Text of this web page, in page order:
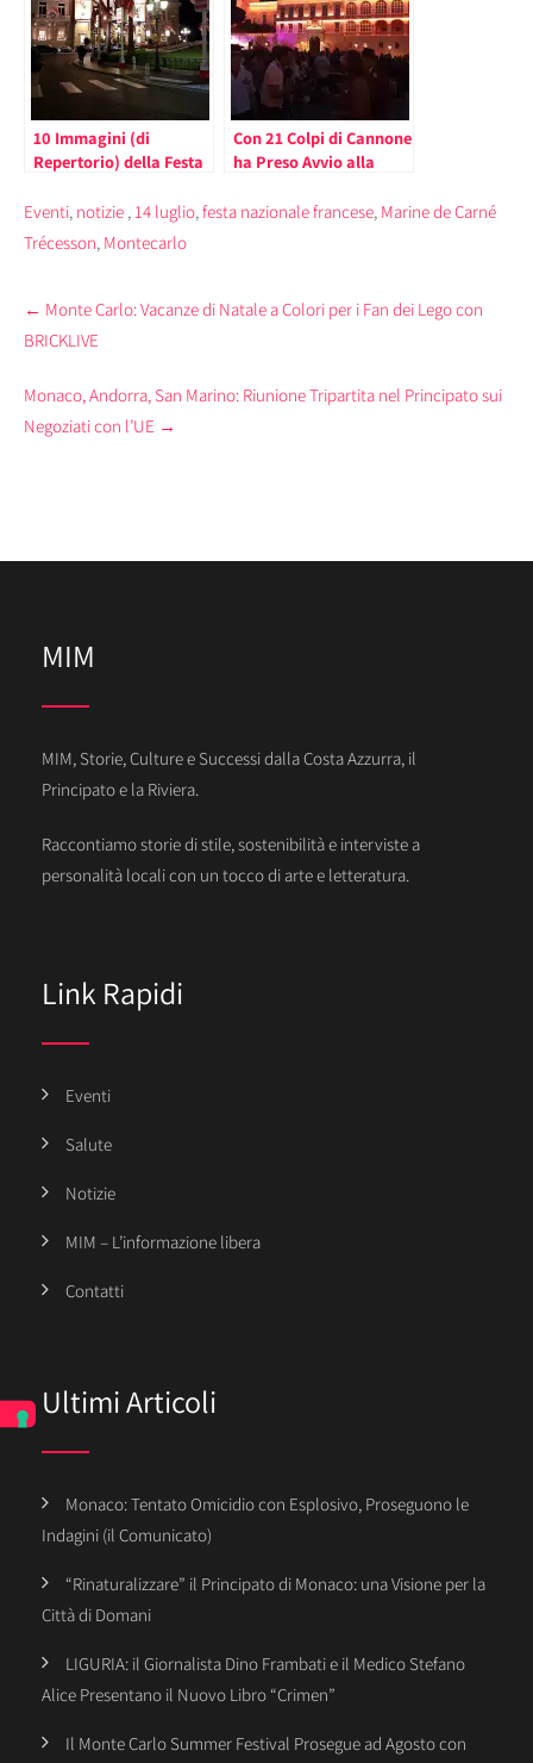
10 Immagini (di
Repertorio) della Festa
Principato
Con 21 Colpi di Cannone
ha Preso Avvio alla
del Centenario del
Eventi, notizie ,14 luglio,festa nazionale francese, Marine de Carné
Trécesson, Montecarlo
Post
navigation
← Monte Carlo: Vacanze di Natale a Colori per i Fan dei Lego con
BRICKLIVE
Monaco, Andorra, San Marino: Riunione Tripartita nel Principato sui
Negoziati con l’UE →
MIM
MIM, Storie, Culture e Successi dalla Costa Azzurra, il
Principato e la Riviera.
Raccontiamo storie di stile, sostenibilità e interviste a
personalità locali con un tocco di arte e letteratura.
Link Rapidi
Eventi
Salute
Notizie
MIM – L’informazione libera
Contatti
Ultimi Articoli
Monaco: Tentato Omicidio con Esplosivo, Proseguono le
Indagini (il Comunicato)
“Rinaturalizzare” il Principato di Monaco: una Visione per la
Città di Domani
LIGURIA: il Giornalista Dino Frambati e il Medico Stefano
Alice Presentano il Nuovo Libro “Crimen”
Il Monte Carlo Summer Festival Prosegue ad Agosto con